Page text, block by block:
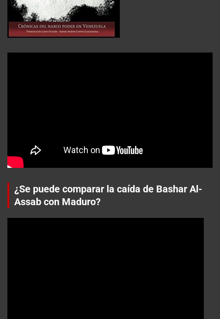
¿Se puede comparar la caída de Bashar Al-
Assab con Maduro?